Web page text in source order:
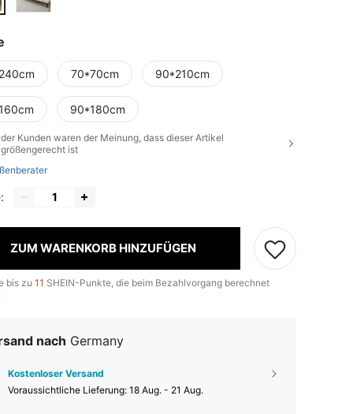
70*70cm 90*210cm
90*180cm
der Kunden waren der Meinung, dass dieser Artikel
größengerecht ist
ZUM WARENKORB HINZUFÜGEN
bis zu 11 SHEIN-Punkte, die beim Bezahlvorgang berechnet
nach Germany
Kostenloser Versand
Voraussichtliche Lieferung: 18 Aug. - 21 Aug.